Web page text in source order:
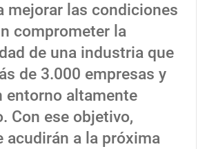
mejorar las condiciones
comprometer la
de una industria que
de 3.000 empresas y
entorno altamente
Con ese objetivo,
acudirán a la próxima